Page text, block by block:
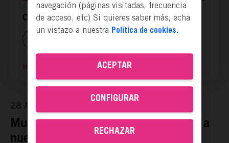
Compartir ya es actuar:
Ir a la página web
28 Abr, 2022
Muchos ucranianos siguen llegando a
nuestro país solicitando acogida.
navegación (páginas visitadas, frecuencia
de acceso, etc) Si quieres saber más, echa
un vistazo a nuestra Política de cookies.
RECHAZAR
ACEPTAR
CONFIGURAR